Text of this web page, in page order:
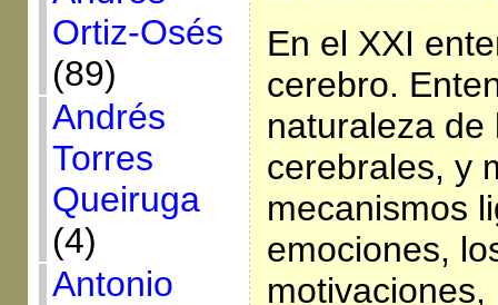
Ortiz-Osés
(89)
Andrés
Torres
Queiruga
(4)
Antonio
En el XXI
cerebro.
naturaleza de
cerebrales, y
mecanismos
emociones,